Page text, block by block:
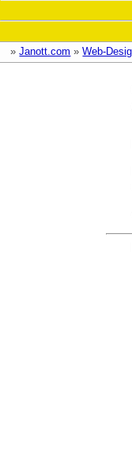
Seiteninhalt
Website-
Infos
»Janott.com »Web-